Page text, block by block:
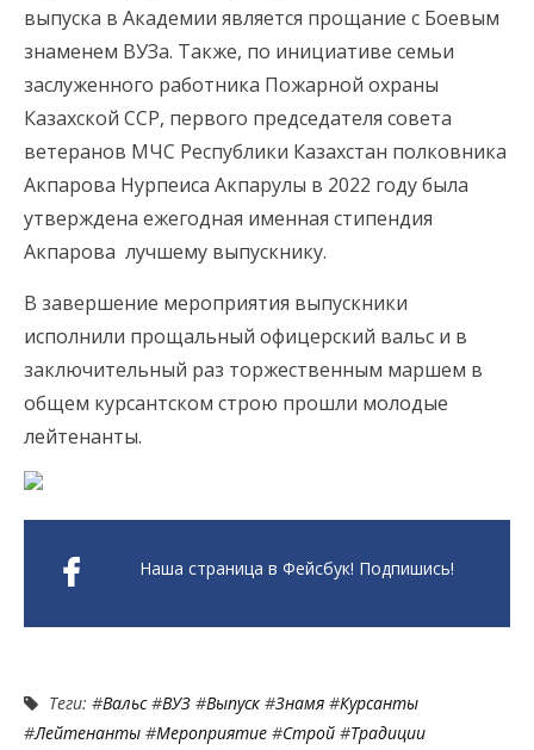
выпуска в Академии является прощание с Боевым
знаменем ВУЗа. Также, по инициативе семьи
заслуженного работника Пожарной охраны
Казахской ССР, первого председателя совета
ветеранов МЧС Республики Казахстан полковника
Акпарова Нурпеиса Акпарулы в 2022 году была
утверждена ежегодная именная стипендия
Акпарова лучшему выпускнику.
В завершение мероприятия выпускники
исполнили прощальный офицерский вальс и в
заключительный раз торжественным маршем в
общем курсантском строю прошли молодые
лейтенанты.
Наша страница в Фейсбук! Подпишись!
Теги: #Вальс#ВУЗ #Выпуск #Знамя #Курсанты
#Лейтенанты #Мероприятие #Строй #Традиции